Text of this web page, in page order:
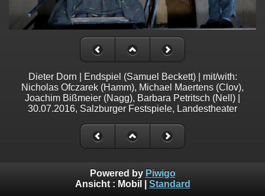
Dieter Dorn | Endspiel (Samuel Beckett) | mit/with:
Nicholas Ofczarek (Hamm), Michael Maertens (Clov),
Joachim Bißmeier (Nagg), Barbara Petritsch (Nell) |
30.07.2016, Salzburger Festspiele, Landestheater
Powered by Piwigo
Ansicht : Mobil Standard